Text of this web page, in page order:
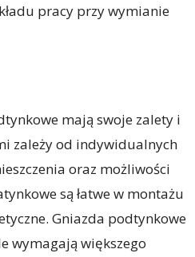
pracy przy wymianie
mają swoje zalety i
zależy od indywidualnych
oraz możliwości
są łatwe w montażu
Gniazda podtynkowe
wymagają większego